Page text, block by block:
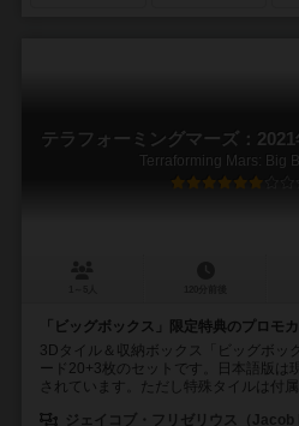
テラフォーミングマーズ：
Terraforming Mars: Big
「ビッグボックス」限定特典のプロモ
3Dタイル＆収納ボックス「ビッグボッ
ード20+3枚のセットです。日本語版は
されています。ただし特殊タイルは付
ジェイコブ・フリゼリウス（Jacob